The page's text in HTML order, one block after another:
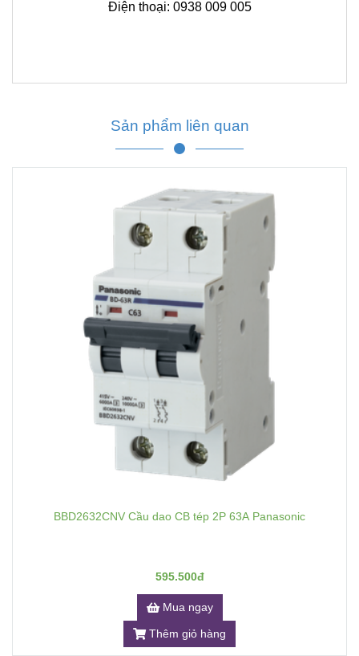
Điện thoại: 0938 009 005
Sản phẩm liên quan
BBD2632CNV Cầu dao CB tép 2P 63A Panasonic
595.500đ
Mua ngay
Thêm giỏ hàng